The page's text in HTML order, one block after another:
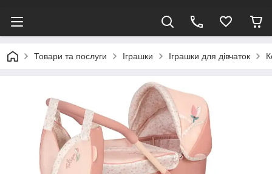
Товари та послуги Іграшки Іграшки для дівчаток